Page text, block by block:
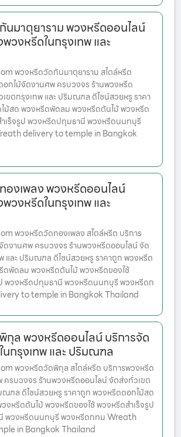
มาตุยาราม พวงหรีดออนไลน์
วงหรีดในกรุงเทพ และ
พวงหรีดวัดกันมาตุยาราม สไตล์หรีด
อกไม้จัดงานศพ ครบวงจร ร้านพวงหรีด
ขตกรุงเทพ และ ปริมณฑล ดีไซน์สวยหรู ราคา
ม้สด พวงหรีดพัดลม พวงหรีดต้นไม้ พวงหรีด
เร็จรูป พวงหรีดปทุมธานี พวงหรีดนนทบุรี
delivery to temple in Bangkok
งเพลง พวงหรีดออนไลน์
วงหรีดในกรุงเทพ และ
พวงหรีดวัดทองเพลง สไตล์หรีด บริการ
งานศพ ครบวงจร ร้านพวงหรีดออนไลน์ จัด
และ ปริมณฑล ดีไซน์สวยหรู ราคาถูก พวงหรีด
ดพัดลม พวงหรีดต้นไม้ พวงหรีดของใช้
พวงหรีดปทุมธานี พวงหรีดนนทบุรี พวงหรีดก
to temple in Bangkok Thailand
ล พวงหรีดออนไลน์ บริการจัด
กรุงเทพ และ ปริมณฑล
พวงหรีดวัดพิกุล สไตล์หรีด บริการพวงหรีด
รบวงจร ร้านพวงหรีดออนไลน์ จัดส่งทั่วเขต
ณฑล ดีไซน์สวยหรู ราคาถูก พวงหรีดดอกไม้สด
หรีดต้นไม้ พวงหรีดของใช้ พวงหรีดสำเร็จรูป
พวงหรีดนนทบุรี พวงหรีดกทม Wreath
in Bangkok Thailand